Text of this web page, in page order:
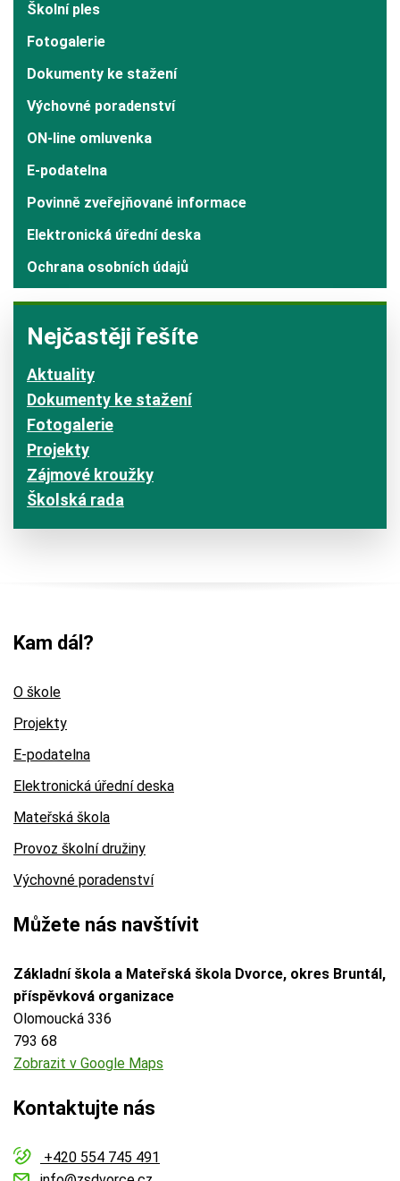
Školní ples
Fotogalerie
Dokumenty ke stažení
Výchovné poradenství
ON-line omluvenka
E-podatelna
Povinně zveřejňované informace
Elektronická úřední deska
Ochrana osobních údajů
Nejčastěji řešíte
Aktuality
Dokumenty ke stažení
Fotogalerie
Projekty
Zájmové kroužky
Školská rada
Kam dál?
O škole
Projekty
E-podatelna
Elektronická úřední deska
Mateřská škola
Provoz školní družiny
Výchovné poradenství
Můžete nás navštívit
Základní škola a Mateřská škola Dvorce, okres Bruntál,
příspěvková organizace
Olomoucká 336
793 68
Zobrazit v Google Maps
Kontaktujte nás
+420 554 745 491